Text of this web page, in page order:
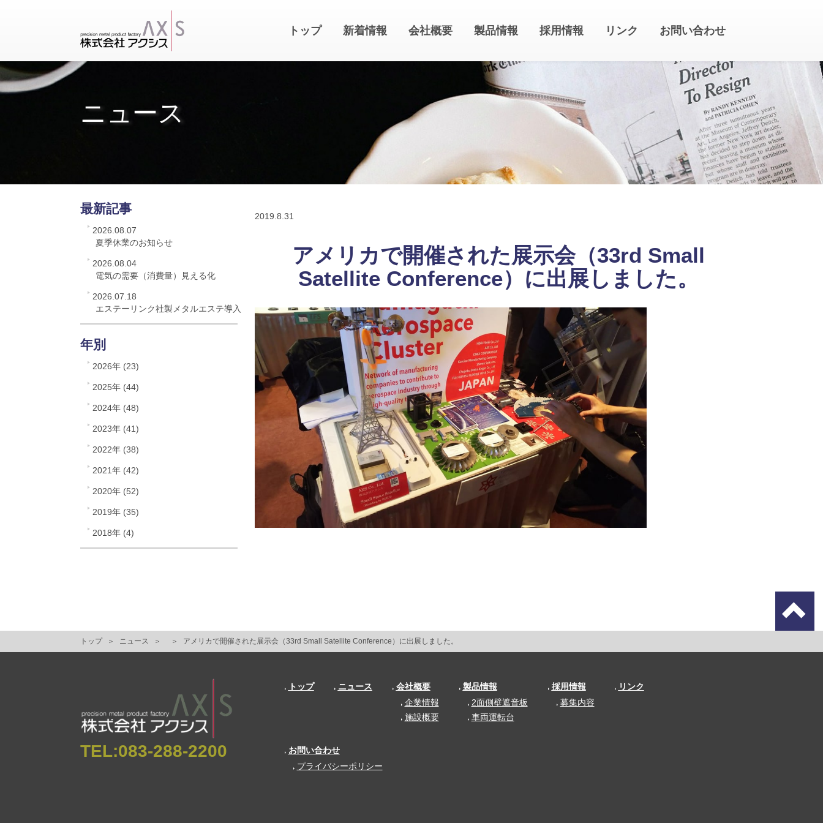
トップ 新着情報 会社概要 製品情報 採用情報 リンク お問い合わせ
ニュース
2019. 8.31
アメリカで開催された展示会（33rd Small
Satellite Conference）に出展しました。
最新記事
2026.08.07
夏季休業のお知らせ
2026.08.04
電気の需要（消費量）見える化
2026.07.18
エステーリンク社製メタルエステ導入
年別
2026年 (23)
2025年 (44)
2024年 (48)
2023年 (41)
2022年 (38)
2021年 (42)
2020年 (52)
2019年 (35)
2018年 (4)
トップ ニュース アメリカで開催された展示会（33rd Small Satellite Conference）に出展しました。
TEL:083-288-2200
トップ ニュース
会社概要
企業情報
施設概要
製品情報
2面側壁遮音板
車両運転台
採用情報
募集内容
リンク
お問い合わせ
プライバシーポリシー